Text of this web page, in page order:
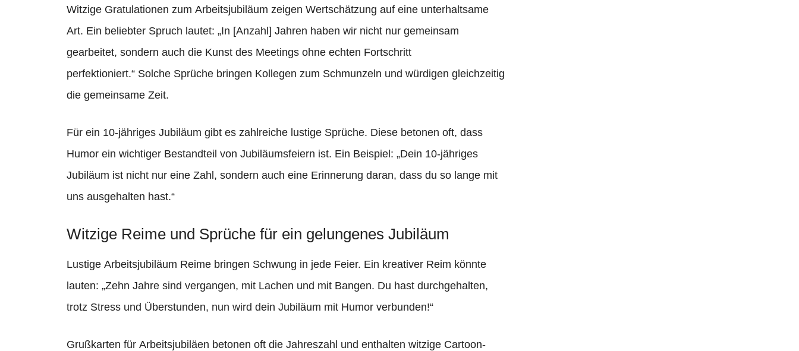
Witzige Gratulationen zum Arbeitsjubiläum zeigen Wertschätzung auf eine unterhaltsame
Art. Ein beliebter Spruch lautet: „In [Anzahl] Jahren haben wir nicht nur gemeinsam
gearbeitet, sondern auch die Kunst des Meetings ohne echten Fortschritt
perfektioniert.“ Solche Sprüche bringen Kollegen zum Schmunzeln und würdigen gleichzeitig
die gemeinsame Zeit.
Für ein 10-jähriges Jubiläum gibt es zahlreiche lustige Sprüche. Diese betonen oft, dass
Humor ein wichtiger Bestandteil von Jubiläumsfeiern ist. Ein Beispiel: „Dein 10-jähriges
Jubiläum ist nicht nur eine Zahl, sondern auch eine Erinnerung daran, dass du so lange mit
uns ausgehalten hast.“
Witzige Reime und Sprüche für ein gelungenes Jubiläum
Lustige Arbeitsjubiläum Reime bringen Schwung in jede Feier. Ein kreativer Reim könnte
lauten: „Zehn Jahre sind vergangen, mit Lachen und mit Bangen. Du hast durchgehalten,
trotz Stress und Überstunden, nun wird dein Jubiläum mit Humor verbunden!“
Grußkarten für Arbeitsjubiläen betonen oft die Jahreszahl und enthalten witzige Cartoon-